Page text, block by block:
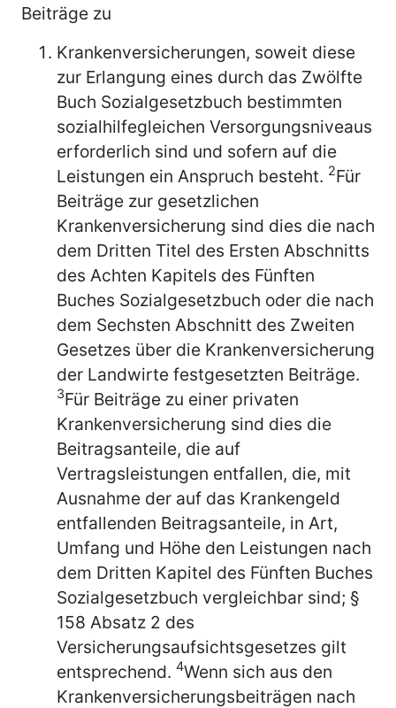
Beiträge zu
Krankenversicherungen, soweit diese
zur Erlangung eines durch das Zwölfte
Buch Sozialgesetzbuch bestimmten
sozialhilfegleichen Versorgungsniveaus
erforderlich sind und sofern auf die
Leistungen ein Anspruch besteht. 2Für
Beiträge zur gesetzlichen
Krankenversicherung sind dies die nach
dem Dritten Titel des Ersten Abschnitts
des Achten Kapitels des Fünften
Buches Sozialgesetzbuch oder die nach
dem Sechsten Abschnitt des Zweiten
Gesetzes über die Krankenversicherung
der Landwirte festgesetzten Beiträge.
3Für Beiträge zu einer privaten
Krankenversicherung sind dies die
Beitragsanteile, die auf
Vertragsleistungen entfallen, die, mit
Ausnahme der auf das Krankengeld
entfallenden Beitragsanteile, in Art,
Umfang und Höhe den Leistungen nach
dem Dritten Kapitel des Fünften Buches
Sozialgesetzbuch vergleichbar sind; §
158 Absatz 2 des
Versicherungsaufsichtsgesetzes gilt
entsprechend. 4Wenn sich aus den
Krankenversicherungsbeiträgen nach